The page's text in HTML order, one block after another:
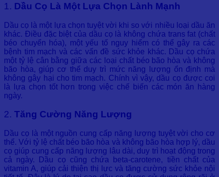
1. Dầu Cọ Là Một Lựa Chọn Lành Mạnh
Dầu cọ là một lựa chọn tuyệt vời khi so với nhiều loại dầu ăn
khác. Điều đặc biệt của dầu cọ là không chứa trans fat (chất
béo chuyển hóa), một yếu tố nguy hiểm có thể gây ra các
bệnh tim mạch và các vấn đề sức khỏe khác. Dầu cọ chứa
một tỷ lệ cân bằng giữa các loại chất béo bão hòa và không
bão hòa, giúp cơ thể duy trì mức năng lượng ổn định mà
không gây hại cho tim mạch. Chính vì vậy, dầu cọ được coi
là lựa chọn tốt hơn trong việc chế biến các món ăn hàng
ngày.
2. Tăng Cường Năng Lượng
Dầu cọ là một nguồn cung cấp năng lượng tuyệt vời cho cơ
thể. Với tỷ lệ chất béo bão hòa và không bão hòa hợp lý, dầu
cọ giúp cung cấp năng lượng lâu dài, duy trì hoạt động trong
cả ngày. Dầu cọ cũng chứa beta-carotene, tiền chất của
vitamin A, giúp cải thiện thị lực và tăng cường sức khỏe nội